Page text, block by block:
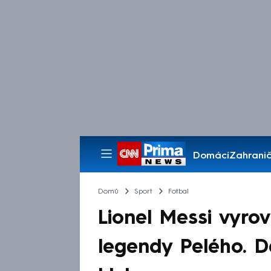
Domácí
Pořady
Domů Sport Fotbal
Lionel Messi
legendy Pelého.